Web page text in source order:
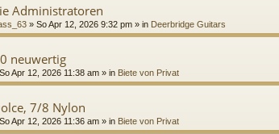
Administratoren
»So Apr 12, 2026 9:32 pm » in Deerbridge Guitars
neuwertig
So Apr 12, 2026 11:38 am » in Biete von Privat
7/8 Nylon
So Apr 12, 2026 11:36 am » in Biete von Privat